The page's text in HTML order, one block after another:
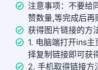
注意事项：不要给
赞数量,等完成后再
获得图片链接的方
1. 电脑端打开ins
择复制链接即可获
2. 手机取得链接